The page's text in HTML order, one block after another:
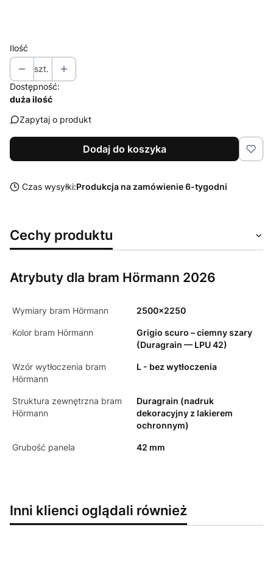
Ilość
szt.
Dostępność:
duża ilość
Zapytaj o produkt
Dodaj do koszyka
Czas wysyłki:Produkcja na zamówienie 6-tygodni
Cechy produktu
Atrybuty dla bram Hörmann 2026
Wymiary bram Hörmann 2500x2250
Kolor bram Hörmann
Grigio scuro – ciemny szary
(Duragrain — LPU 42)
Wzór wytłoczenia bram
Hörmann
L - bez wytłoczenia
Struktura zewnętrzna bram
Hörmann
Duragrain (nadruk
dekoracyjny z lakierem
ochronnym)
Grubość panela 42 mm
Inni klienci oglądali również